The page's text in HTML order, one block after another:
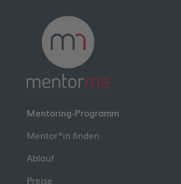
Mentoring-Programm
Mentor*in finden
Ablauf
Preise